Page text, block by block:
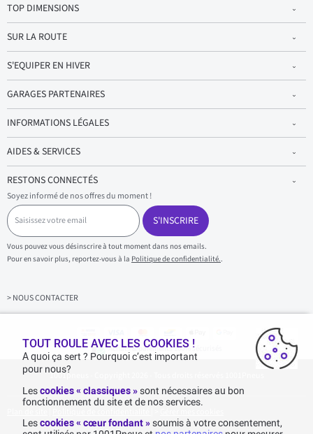
TOP DIMENSIONS
SUR LA ROUTE
S'EQUIPER EN HIVER
GARAGES PARTENAIRES
INFORMATIONS LÉGALES
AIDES & SERVICES
RESTONS CONNECTÉS
Soyez informé de nos offres du moment !
S
a
i
s
i
s
z
v
S'INSCRIRE
Vous pouvez vous désinscrire à tout moment dans nos emails.
Pour en savoir plus, reportez-vous à la Politique de confidentialité..
> NOUS CONTACTER
Achats & paiements 100% sécurisés
1001pneus - Copyright 2026 - Tous droits réservés 1001Pneus
TOUT ROULE AVEC LES COOKIES !
A quoi ça sert ? Pourquoi c’est important
pour nous?
Lescookies « classiques »sont nécessaires au bon
fonctionnement du site et de nos services.
Lescookies « cœur fondant » soumis à votre consentement,